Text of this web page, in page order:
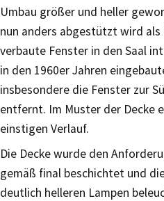
Umbau größer und heller
nun anders abgestützt wird als
verbaute Fenster in den Saal
in den 1960er Jahren
insbesondere die Fenster zur
entfernt. Im Muster der Decke
einstigen Verlauf.
Die Decke wurde den
gemäß final beschichtet und
deutlich helleren Lampen